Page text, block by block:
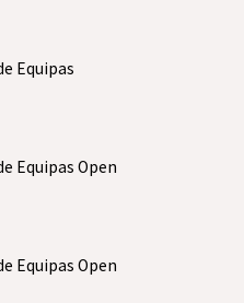
Equipas
Equipas Open
Equipas Open